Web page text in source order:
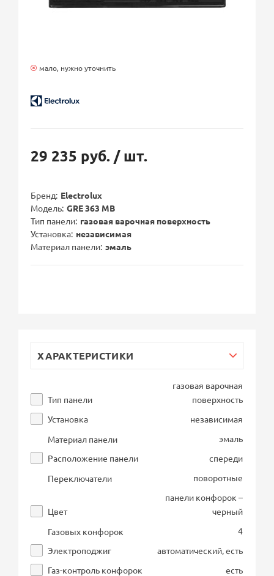
мало, нужно уточнить
29 235 руб. / шт.
Бренд Electrolux
Модель GRE 363 MB
Тип панели газовая варочная поверхность
Установка независимая
Материал панели эмаль
ХАРАКТЕРИСТИКИ
Тип панели
газовая варочная
поверхность
Установка
независимая
Материал панели
эмаль
Расположение панели
спереди
Переключатели
поворотные
Цвет
панели конфорок –
черный
Газовых конфорок
4
Электроподжиг
автоматический, есть
Газ-контроль конфорок
есть